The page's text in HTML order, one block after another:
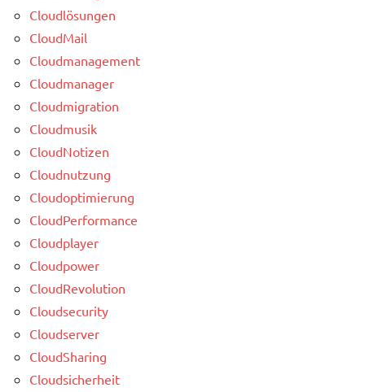
Cloudlösungen
CloudMail
Cloudmanagement
Cloudmanager
Cloudmigration
Cloudmusik
CloudNotizen
Cloudnutzung
Cloudoptimierung
CloudPerformance
Cloudplayer
Cloudpower
CloudRevolution
Cloudsecurity
Cloudserver
CloudSharing
Cloudsicherheit